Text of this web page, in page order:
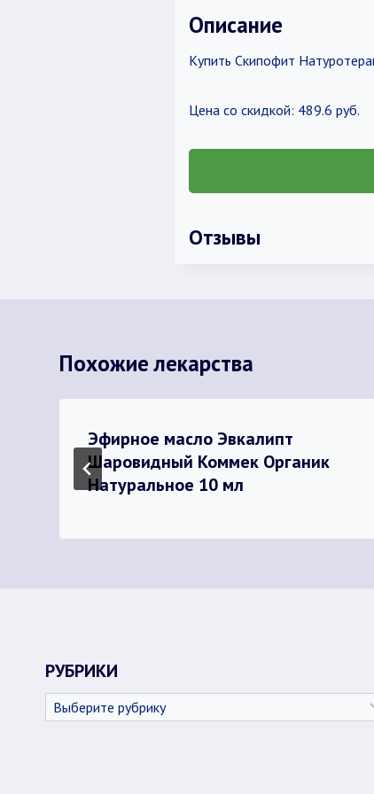
Описание
Купить Скипофит
Цена со скидкой: 489.6 руб.
Отзывы
Похожие лекарства
Эфирное масло Эвкалипт
Шаровидный Коммек Органик
Натуральное 10 мл
РУБРИКИ
Рубрики